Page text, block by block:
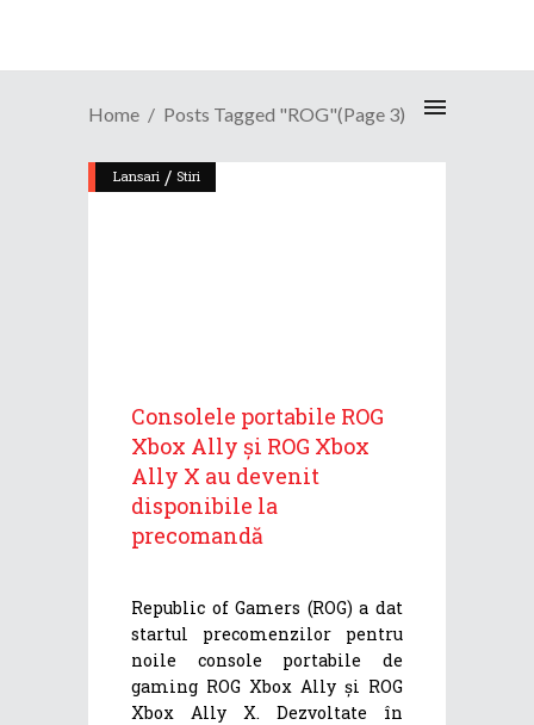
Home Posts Tagged "ROG"(Page 3)
Lansari / Stiri
Consolele portabile ROG
Xbox Ally și ROG Xbox
Ally X au devenit
disponibile la
precomandă
Republic of Gamers (ROG) a dat
startul precomenzilor pentru
noile console portabile de
gaming ROG Xbox Ally și ROG
Xbox Ally X. Dezvoltate în